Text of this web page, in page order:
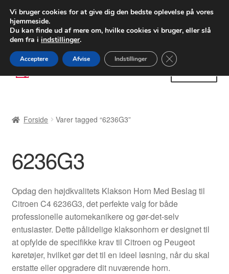
LEVERING fra 55 kr.
FEDEX verdensomspændende forsendelse
80 82 72 02
Spring
til
Spring
til
Betalinger
Kasse
Klageprocedure
Kontakte
Kurv
Forside Varer tagged “6236G3”
6236G3
Opdag den højdkvalitets Klakson Horn Med Beslag til
Citroen C4 6236G3, det perfekte valg for både
professionelle automekanikere og gør-det-selv
entusiaster. Dette pålidelige klaksonhorn er designet til
at opfylde de specifikke krav til Citroen og Peugeot
køretøjer, hvilket gør det til en ideel løsning, når du skal
erstatte eller opgradere dit nuværende horn.
Vi bruger cookies for at give dig den bedste oplevelse på vores
hjemmeside.
Du kan finde ud af mere om, hvilke cookies vi bruger, eller slå
dem fra i indstillinger.
Acceptere Afvise Indstillinger Close GDPR